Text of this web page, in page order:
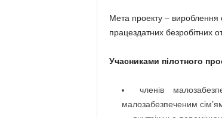
Мета проекту – вироблення
працездатних безробітних
Учасниками пілотного
членів
малозабезпеченим